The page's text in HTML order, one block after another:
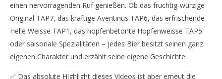
einen hervorragenden Ruf genießen. Ob das fruchtig-würzige
Original TAP7, das kräftige Aventinus TAP6, das erfrischende
Helle Weisse TAP1, das hopfenbetonte Hopfenweisse TAP5
oder saisonale Spezialitäten – jedes Bier besitzt seinen ganz
eigenen Charakter und erzählt seine eigene Geschichte.
✅ Das absolute Highlight dieses Videos ist aber erneut die